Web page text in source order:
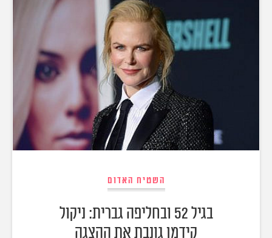
השטיח האדום
בגיל 52 ובחליפה גברית: ניקול
קידמן גונבת את ההצגה